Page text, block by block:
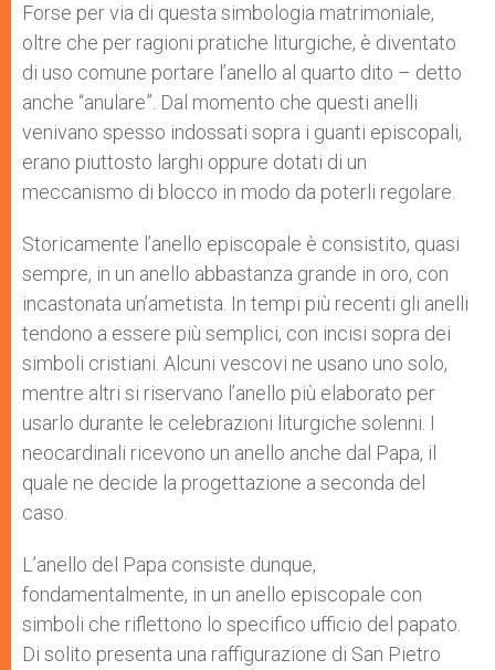
Forse per via di questa simbologia matrimoniale,
oltre che per ragioni pratiche liturgiche, è diventato
di uso comune portare l’anello al quarto dito – detto
anche “anulare”. Dal momento che questi anelli
venivano spesso indossati sopra i guanti episcopali,
erano piuttosto larghi oppure dotati di un
meccanismo di blocco in modo da poterli regolare.
Storicamente l’anello episcopale è consistito, quasi
sempre, in un anello abbastanza grande in oro, con
incastonata un’ametista. In tempi più recenti gli anelli
tendono a essere più semplici, con incisi sopra dei
simboli cristiani. Alcuni vescovi ne usano uno solo,
mentre altri si riservano l’anello più elaborato per
usarlo durante le celebrazioni liturgiche solenni. I
neocardinali ricevono un anello anche dal Papa, il
quale ne decide la progettazione a seconda del
caso.
L’anello del Papa consiste dunque,
fondamentalmente, in un anello episcopale con
simboli che riflettono lo specifico ufficio del papato.
Di solito presenta una raffigurazione di San Pietro